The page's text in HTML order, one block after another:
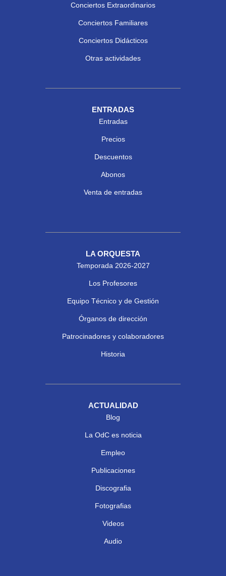
Conciertos Extraordinarios
Conciertos Familiares
Conciertos Didácticos
Otras actividades
ENTRADAS
Entradas
Precios
Descuentos
Abonos
Venta de entradas
LA ORQUESTA
Temporada 2026-2027
Los Profesores
Equipo Técnico y de Gestión
Órganos de dirección
Patrocinadores y colaboradores
Historia
ACTUALIDAD
Blog
La OdC es noticia
Empleo
Publicaciones
Discografia
Fotografias
Videos
Audio